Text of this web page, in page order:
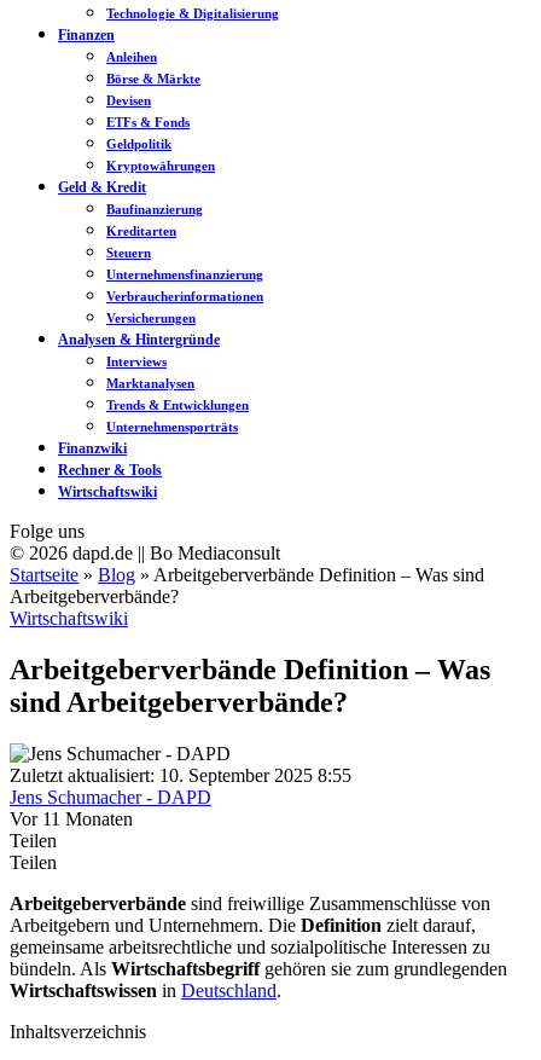
Technologie & Digitalisierung
Finanzen
Anleihen
Börse & Märkte
Devisen
ETFs & Fonds
Geldpolitik
Kryptowährungen
Geld & Kredit
Baufinanzierung
Kreditarten
Steuern
Unternehmensfinanzierung
Verbraucherinformationen
Versicherungen
Analysen & Hintergründe
Interviews
Marktanalysen
Trends & Entwicklungen
Unternehmensporträts
Finanzwiki
Rechner & Tools
Wirtschaftswiki
Folge uns
© 2026 dapd.de || Bo Mediaconsult
Startseite » Blog » Arbeitgeberverbände Definition – Was sind
Arbeitgeberverbände?
Wirtschaftswiki
Arbeitgeberverbände Definition – Was
sind Arbeitgeberverbände?
Zuletzt aktualisiert: 10. September 2025 8:55
Jens Schumacher - DAPD
Vor 11 Monaten
Teilen
Teilen
Arbeitgeberverbände sind freiwillige Zusammenschlüsse von
Arbeitgebern und Unternehmern. Die Definition zielt darauf,
gemeinsame arbeitsrechtliche und sozialpolitische Interessen zu
bündeln. Als Wirtschaftsbegriffgehören sie zum grundlegenden
Wirtschaftswissen in Deutschland.
Inhaltsverzeichnis